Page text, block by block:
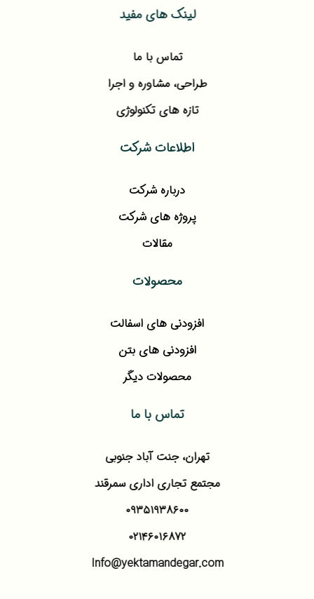
لینک های مفید
تماس با ما
طراحی، مشاوره و اجرا
تازه های تکنولوژی
اطلاعات شرکت
درباره شرکت
پروژه های شرکت
مقالات
محصولات
افزودنی های اسفالت
افزودنی های بتن
محصولات دیگر
تماس با ما
تهران، جنت آباد جنوبی
مجتمع تجاری اداری سمرقند
۰۹۳۵۱۹۳۸۶۰۰
۰۲۱۴۶۰۱۶۸۷۲
Info@yektamandegar.com